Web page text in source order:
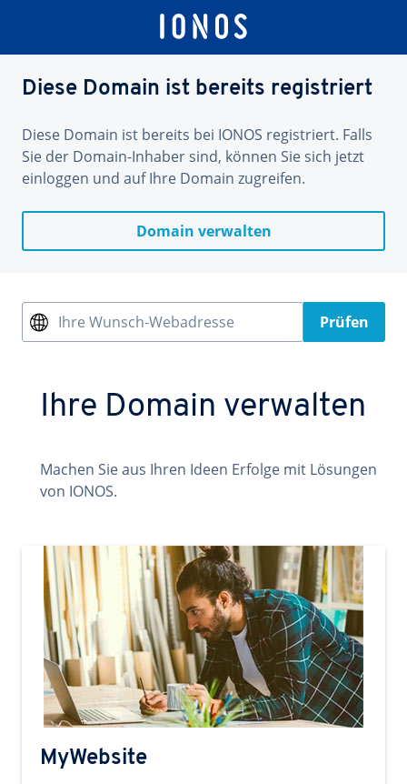
Diese Domain ist bereits registriert
Diese Domain ist bereits bei IONOS registriert. Falls
Sie der Domain-Inhaber sind, können Sie sich jetzt
einloggen und auf Ihre Domain zugreifen.
Domain verwalten
Ihre Wunsch-Webadresse Prüfen
Ihre Domain verwalten
Machen Sie aus Ihren Ideen Erfolge mit Lösungen
von IONOS.
MyWebsite